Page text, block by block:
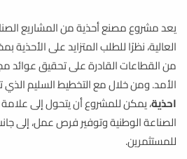
يعد مشروع مصنع أحذية من المشاريع
العالية، نظرًا للطلب المتزايد على الأحذية
من القطاعات القادرة على تحقيق عوائد
الأمد. ومن خلال مع التخطيط السليم الذي
احذية، يمكن للمشروع أن يتحول إلى
الصناعة الوطنية وتوفير فرص عمل، إلى
للمستثمرين.